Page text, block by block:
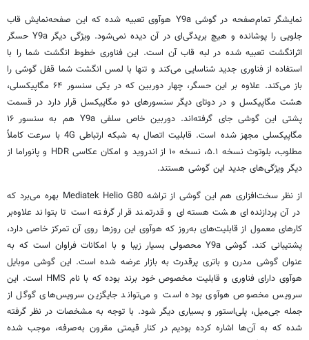
نمایشگر تمام‌صفحه در گوشی Y9a هوآوی تعبیه شده که این صفحه‌نمایش قاب
جلویی را پوشانده و هیچ بریدگی‌ای در آن دیده نمی‌شود. ویژگی دیگر Y9a حسگر
اثرانگشت تعبیه شده در لبه قاب آن است. این فناوری خطوط انگشت شما را با
استفاده از فناوری جدید شناسایی می‌کند و تنها با لمس انگشت شما قفل گوشی را
باز می‌کند. علاوه بر این حسگر، چهار دوربین که در یکی سنسور ۶۴ مگاپیکسلی،
هشت مگاپیکسل و در دوتای دیگر سنسورهای دو مگاپیکسل قرار دارد در قسمت
پشتی این گوشی جای گرفته‌اند. دوربین خاص سلفی Y9a هم به سنسور ۱۶
مگاپیکسلی مجهز شده است. قابلیت اتصال به شبکه ارتباطی 4G با سرعت کاملاً
مطلوب، بلوتوث نسخه ۵.۱، نسخه ۱۰ از اندروید و امکان عکاسی HDR و پانوراما از
دیگر ویژگی‌های جدید این گوشی هستند.
از نظر سخت‌افزاری هم این گوشی از تراشه Mediatek Helio G80 بهره می‌برد که
در آن پردازنده‌ای هشت هسته‌ای و قدرتمند قرار گرفته است تا بتواند علاوه‌بر
کارهای معمول از قابلیت‌های به‌روز که هوآوی این روزها روی آن تمرکز خاصی دارد،
پشتیبانی کند. گوشی Y9a محصولی بسیار زیبا و با امکانات فراوان است که به
عنوان گوشی مدرن و باتری پرقدرت به بازار عرضه شده است. این گوشی موبایل
هوآوی دارای فناوری و قابلیت مخصوص خود برند بوده که با نام HMS است. این
سرویس مخصوص هوآوی بوده است و می‌تواند جایگزین سرویس‌های گوگل از
جمله جی‌میل، پلی‌استور و بسیاری دیگر شود. با توجه به مشخصات در نظر گرفته
شده که به آن‌ها اشاره کرده بودیم در کنار قیمتی مقرون به‌صرفه، موجب شده